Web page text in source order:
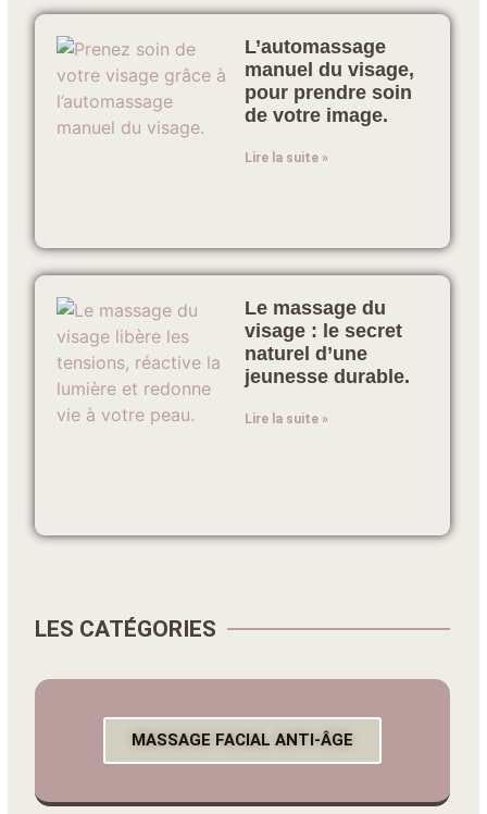
L’automassage
manuel du visage,
pour prendre soin
de votre image.
Lire la suite »
Le massage du
visage : le secret
naturel d’une
jeunesse durable.
Lire la suite »
LES CATÉGORIES
MASSAGE FACIAL ANTI-ÂGE